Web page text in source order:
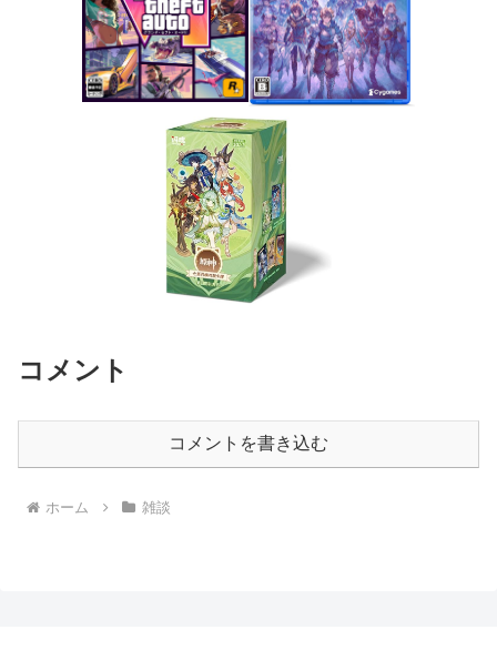
コメント
コメントを書き込む
ホーム 雑談